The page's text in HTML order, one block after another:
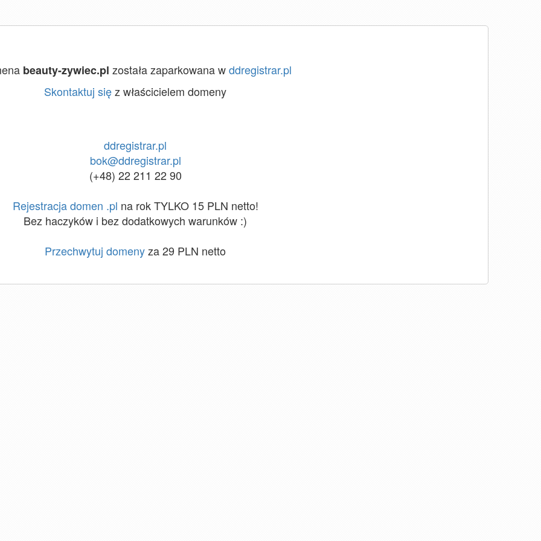
beauty-zywiec.pl została zaparkowana wddregistrar.pl
Skontaktuj sięz właścicielem domeny
ddregistrar.pl
bok@ddregistrar.pl
(+48) 22 211 22 90
Rejestracja domen .pl na rok TYLKO 15 PLN netto!
Bez haczyków i bez dodatkowych warunków :)
Przechwytuj domenyza 29 PLN netto